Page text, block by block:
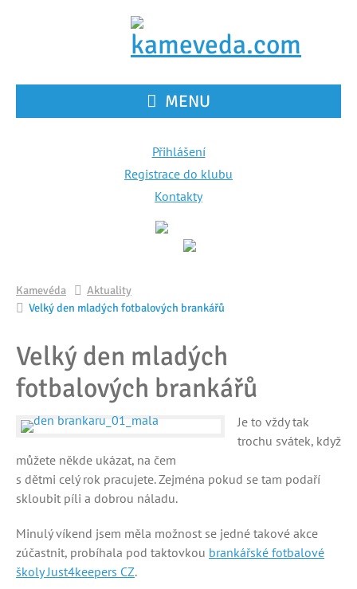
MENU
Přihlášení
Registrace do klubu
Kontakty
Kamevéda
Aktuality
Velký den mladých fotbalových brankářů
Velký den mladých
fotbalových brankářů
Je to vždy tak
trochu svátek, když
můžete někde ukázat, na čem
s dětmi celý rok pracujete. Zejména pokud se tam podaří
skloubit píli a dobrou náladu.
Minulý víkend jsem měla možnost se jedné takové akce
zúčastnit, probíhala pod taktovkou brankářské fotbalové
školy Just4keepers CZ.